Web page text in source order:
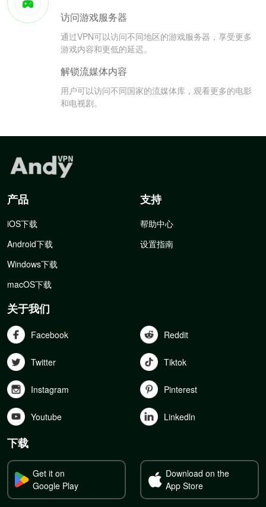
访问游戏服务器
通过VPN可以访问不同地区的游戏服务器，享受更多
游戏内容和更低的延迟。
解锁流媒体内容
用户可以访问不同国家的流媒体库，观看更多的电影
和电视剧。
产品
iOS下载
Android下载
Windows下载
macOS下载
支持
帮助中心
设置指南
关于我们
Facebook Reddit
Twitter Tiktok
Instagram Pinterest
Youtube Linkedln
下载
Get it on
Google Play
Download on the
App Store